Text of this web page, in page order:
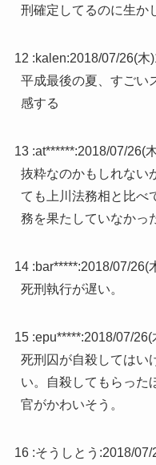
刑確定してるのに生か
12 :kalen:2018/07/26(木
平成最後の夏、すごい
感する
13 :at******:2018/07/26(
抜粋なのかもしれない
ても上川法務相と比べ
務を果たしていなかっ
14 :bar*****:2018/07/26(
死刑執行が遅い。
15 :epu*****:2018/07/26(
死刑囚が自殺してはい
い。自殺してもらった
官がかわいそう。
16 :そうしとう :2018/07/